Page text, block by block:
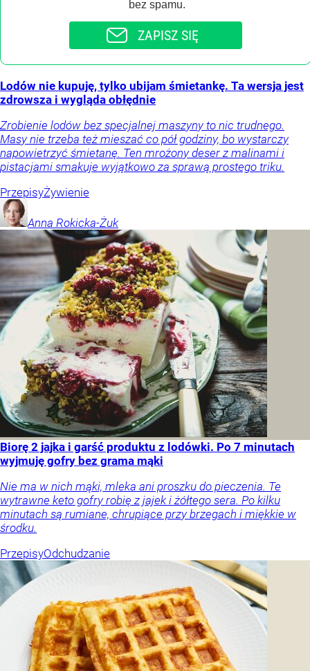
bez spamu.
ZAPISZ SIĘ
Lodów nie kupuję, tylko ubijam śmietankę. Ta wersja jest
zdrowsza i wygląda obłędnie
Zrobienie lodów bez specjalnej maszyny to nic trudnego.
Masy nie trzeba też mieszać co pół godziny, bo wystarczy
napowietrzyć śmietanę. Ten mrożony deser z malinami i
pistacjami smakuje wyjątkowo za sprawą prostego triku.
PrzepisyŻywienie
Anna Rokicka-Żuk
Biorę 2 jajka i garść produktu z lodówki. Po 7 minutach
wyjmuję gofry bez grama mąki
Nie ma w nich mąki, mleka ani proszku do pieczenia. Te
wytrawne keto gofry robię z jajek i żółtego sera. Po kilku
minutach są rumiane, chrupiące przy brzegach i miękkie w
środku.
PrzepisyOdchudzanie